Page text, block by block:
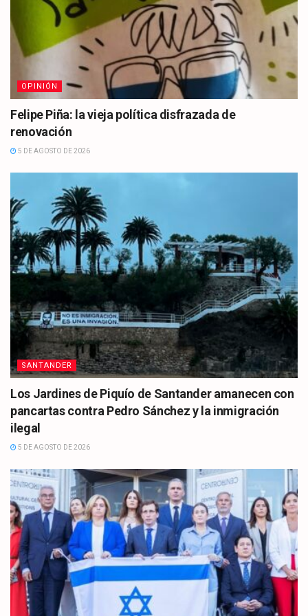
OPINIÓN
Felipe Piña: la vieja política disfrazada de
renovación
5 DE AGOSTO DE 2026
SANTANDER
Los Jardines de Piquío de Santander amanecen con
pancartas contra Pedro Sánchez y la inmigración
ilegal
5 DE AGOSTO DE 2026